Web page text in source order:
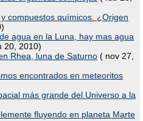
compuestos químicos. ¿Origen
agua en la Luna, hay mas agua
20, 2010)
Rhea, luna de Saturno ( nov 27,
encontrados en meteoritos
más grande del Universo a la
fluyendo en planeta Marte